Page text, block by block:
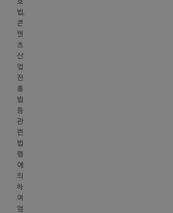
아
루
고
객
문
의
help@arooo.co.kr
대
표
번
호
070-
8766-
8990
호
법,
콘
텐
츠
산
업
진
흥
법
등
관
련
법
령
에
의
하
여
엄